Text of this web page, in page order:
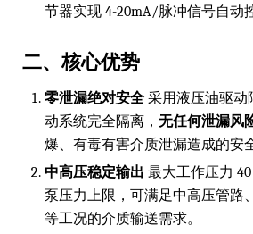
节器实现 4-20mA/脉冲信号自动
二、核心优势
零泄漏绝对安全 采用液压油驱动
动系统完全隔离， 无任何泄漏风
爆、有毒有害介质泄漏造成的安
中高压稳定输出 最大工作压力
泵压力上限，可满足中高压管路
等工况的介质输送需求。